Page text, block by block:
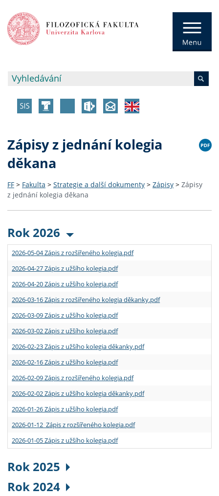
Zápisy z jednání kolegia
děkana
FF > Fakulta > Strategie a další dokumenty > Zápisy > Zápisy
z jednání kolegia děkana
Rok 2026
2026-05-04 Zápis z rozšířeného kolegia.pdf
2026-04-27 Zápis z užšího kolegia.pdf
2026-04-20 Zápis z užšího kolegia.pdf
2026-03-16 Zápis z rozšířeného kolegia děkanky.pdf
2026-03-09 Zápis z užšího kolegia.pdf
2026-03-02 Zápis z užšího kolegia.pdf
2026-02-23 Zápis z užšího kolegia děkanky.pdf
2026-02-16 Zápis z užšího kolegia.pdf
2026-02-09 Zápis z rozšířeného kolegia.pdf
2026-02-02 Zápis z užšího kolegia děkanky.pdf
2026-01-26 Zápis z užšího kolegia.pdf
2026-01-12 Zápis z rozšířeného kolegia.pdf
2026-01-05 Zápis z užšího kolegia.pdf
Rok 2025
Rok 2024